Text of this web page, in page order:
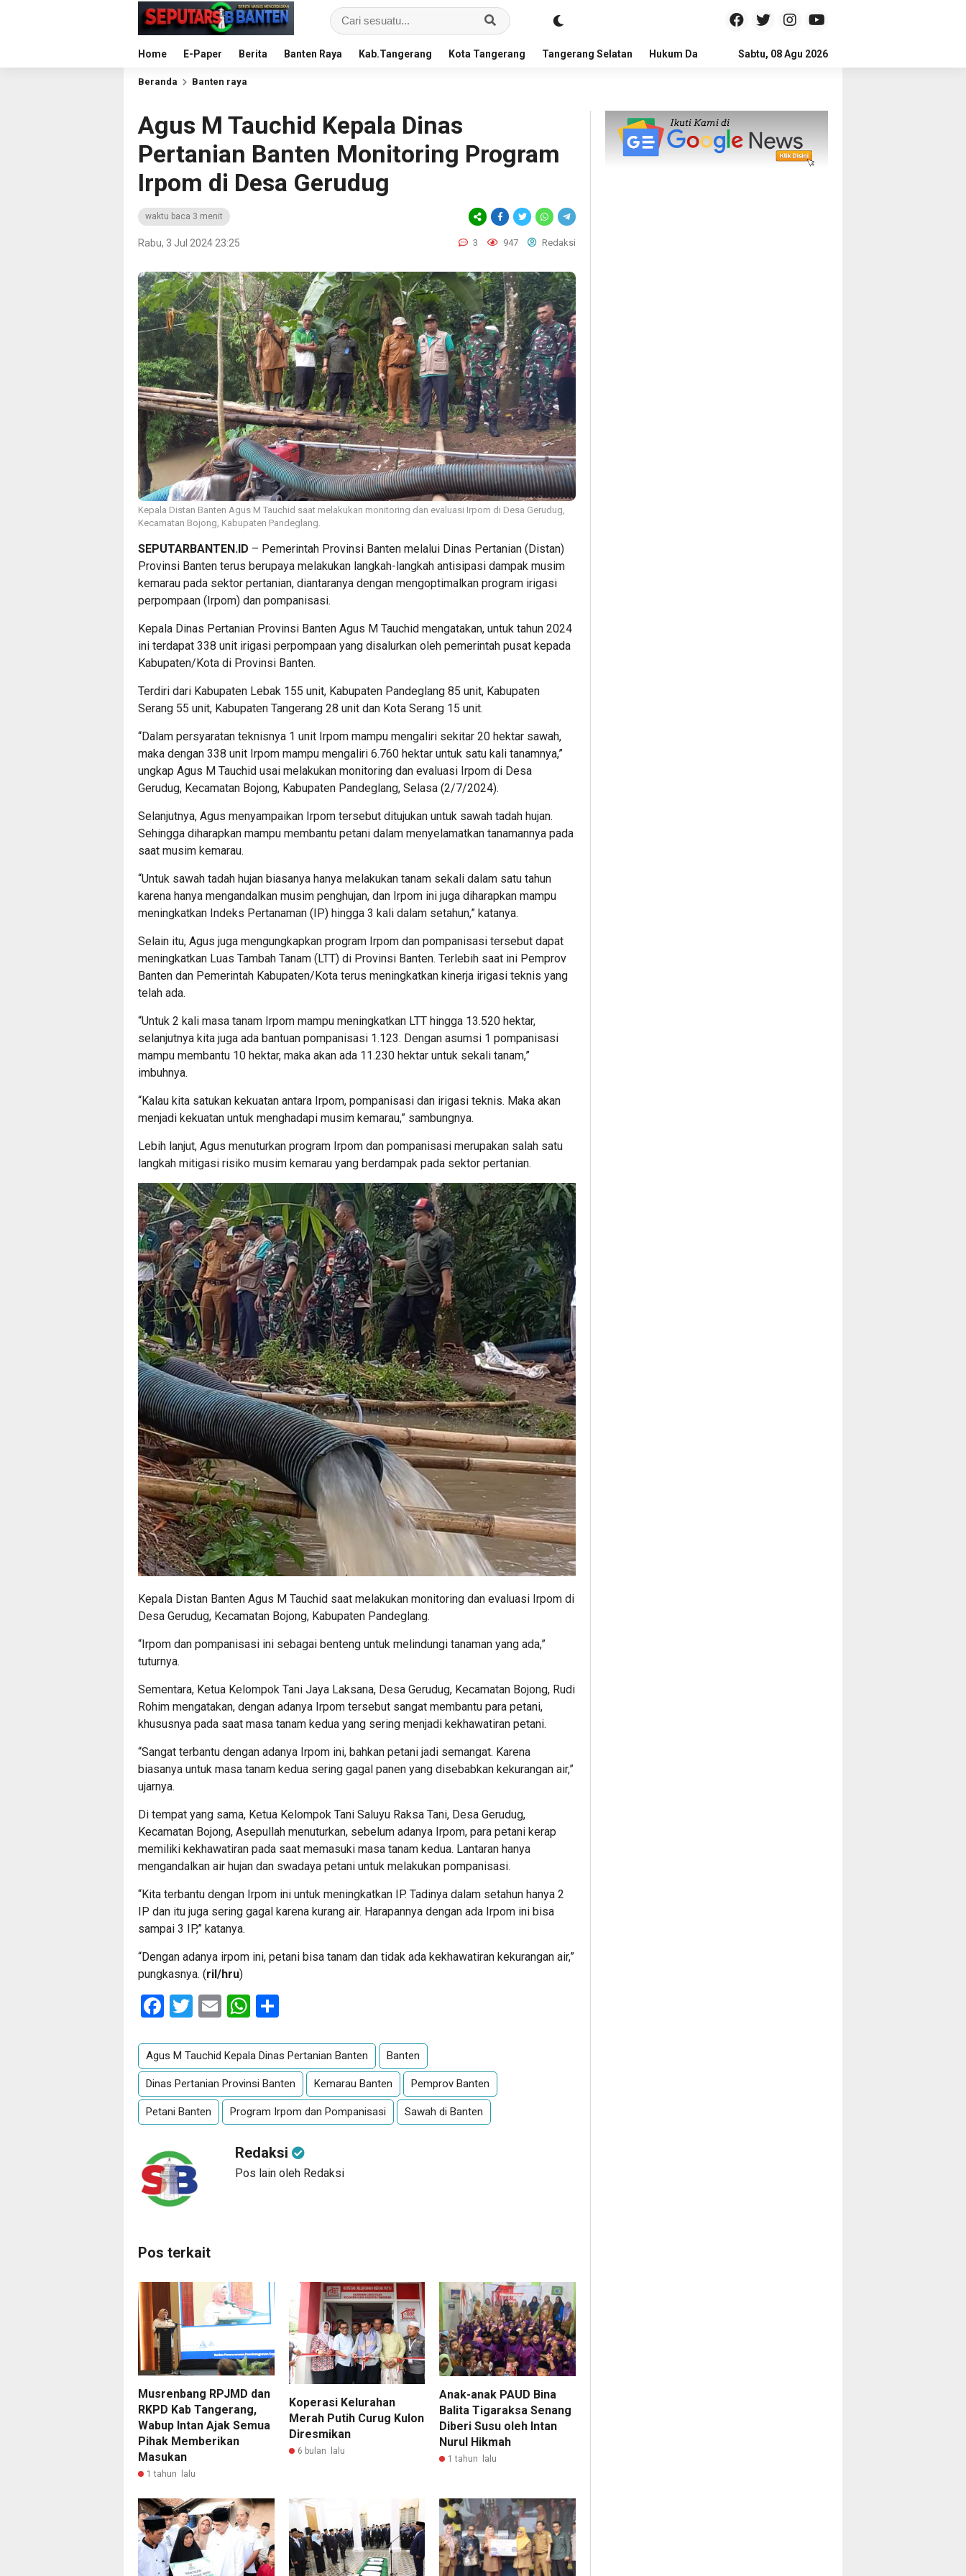
Home E-Paper Berita Banten Raya Kab.Tangerang Kota Tangerang Tangerang Selatan Hukum Dan Kriminal Politik Pendidikan
Sabtu, 08 Agu 2026
Beranda Banten raya
Agus M Tauchid Kepala Dinas
Pertanian Banten Monitoring Program
Irpom di Desa Gerudug
waktu baca 3 menit
Rabu, 3 Jul 2024 23:25 3 947 Redaksi
Kepala Distan Banten Agus M Tauchid saat melakukan monitoring dan evaluasi Irpom di Desa Gerudug,
Kecamatan Bojong, Kabupaten Pandeglang.
SEPUTARBANTEN.ID – Pemerintah Provinsi Banten melalui Dinas Pertanian (Distan)
Provinsi Banten terus berupaya melakukan langkah-langkah antisipasi dampak musim
kemarau pada sektor pertanian, diantaranya dengan mengoptimalkan program irigasi
perpompaan (Irpom) dan pompanisasi.
Kepala Dinas Pertanian Provinsi Banten Agus M Tauchid mengatakan, untuk tahun 2024
ini terdapat 338 unit irigasi perpompaan yang disalurkan oleh pemerintah pusat kepada
Kabupaten/Kota di Provinsi Banten.
Terdiri dari Kabupaten Lebak 155 unit, Kabupaten Pandeglang 85 unit, Kabupaten
Serang 55 unit, Kabupaten Tangerang 28 unit dan Kota Serang 15 unit.
“Dalam persyaratan teknisnya 1 unit Irpom mampu mengaliri sekitar 20 hektar sawah,
maka dengan 338 unit Irpom mampu mengaliri 6.760 hektar untuk satu kali tanamnya,”
ungkap Agus M Tauchid usai melakukan monitoring dan evaluasi Irpom di Desa
Gerudug, Kecamatan Bojong, Kabupaten Pandeglang, Selasa (2/7/2024).
Selanjutnya, Agus menyampaikan Irpom tersebut ditujukan untuk sawah tadah hujan.
Sehingga diharapkan mampu membantu petani dalam menyelamatkan tanamannya pada
saat musim kemarau.
“Untuk sawah tadah hujan biasanya hanya melakukan tanam sekali dalam satu tahun
karena hanya mengandalkan musim penghujan, dan Irpom ini juga diharapkan mampu
meningkatkan Indeks Pertanaman (IP) hingga 3 kali dalam setahun,” katanya.
Selain itu, Agus juga mengungkapkan program Irpom dan pompanisasi tersebut dapat
meningkatkan Luas Tambah Tanam (LTT) di Provinsi Banten. Terlebih saat ini Pemprov
Banten dan Pemerintah Kabupaten/Kota terus meningkatkan kinerja irigasi teknis yang
telah ada.
“Untuk 2 kali masa tanam Irpom mampu meningkatkan LTT hingga 13.520 hektar,
selanjutnya kita juga ada bantuan pompanisasi 1.123. Dengan asumsi 1 pompanisasi
mampu membantu 10 hektar, maka akan ada 11.230 hektar untuk sekali tanam,”
imbuhnya.
“Kalau kita satukan kekuatan antara Irpom, pompanisasi dan irigasi teknis. Maka akan
menjadi kekuatan untuk menghadapi musim kemarau,” sambungnya.
Lebih lanjut, Agus menuturkan program Irpom dan pompanisasi merupakan salah satu
langkah mitigasi risiko musim kemarau yang berdampak pada sektor pertanian.
Kepala Distan Banten Agus M Tauchid saat melakukan monitoring dan evaluasi Irpom di
Desa Gerudug, Kecamatan Bojong, Kabupaten Pandeglang.
“Irpom dan pompanisasi ini sebagai benteng untuk melindungi tanaman yang ada,”
tuturnya.
Sementara, Ketua Kelompok Tani Jaya Laksana, Desa Gerudug, Kecamatan Bojong, Rudi
Rohim mengatakan, dengan adanya Irpom tersebut sangat membantu para petani,
khususnya pada saat masa tanam kedua yang sering menjadi kekhawatiran petani.
“Sangat terbantu dengan adanya Irpom ini, bahkan petani jadi semangat. Karena
biasanya untuk masa tanam kedua sering gagal panen yang disebabkan kekurangan air,”
ujarnya.
Di tempat yang sama, Ketua Kelompok Tani Saluyu Raksa Tani, Desa Gerudug,
Kecamatan Bojong, Asepullah menuturkan, sebelum adanya Irpom, para petani kerap
memiliki kekhawatiran pada saat memasuki masa tanam kedua. Lantaran hanya
mengandalkan air hujan dan swadaya petani untuk melakukan pompanisasi.
“Kita terbantu dengan Irpom ini untuk meningkatkan IP. Tadinya dalam setahun hanya 2
IP dan itu juga sering gagal karena kurang air. Harapannya dengan ada Irpom ini bisa
sampai 3 IP,” katanya.
“Dengan adanya irpom ini, petani bisa tanam dan tidak ada kekhawatiran kekurangan air,”
pungkasnya. (ril/hru)
Facebook
Twitter
EmailWhatsApp
Agus M Tauchid Kepala Dinas Pertanian Banten Banten
Dinas Pertanian Provinsi Banten Kemarau Banten Pemprov Banten
Petani Banten Program Irpom dan Pompanisasi Sawah di Banten
Redaksi
Pos lain oleh Redaksi
Pos terkait
Musrenbang RPJMD dan
RKPD Kab Tangerang,
Wabup Intan Ajak Semua
Pihak Memberikan
Masukan
1 tahun lalu
Koperasi Kelurahan
Merah Putih Curug Kulon
Diresmikan
6 bulan lalu
Anak-anak PAUD Bina
Balita Tigaraksa Senang
Diberi Susu oleh Intan
Nurul Hikmah
1 tahun lalu